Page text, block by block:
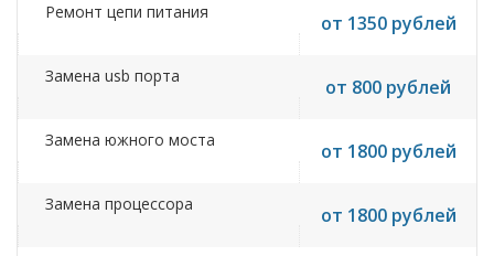
Ремонт цепи питания от 1350 рублей
Замена usb порта от 800 рублей
Замена южного моста от 1800 рублей
Замена процессора от 1800 рублей